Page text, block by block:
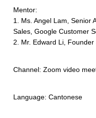
Mentor:
1. Ms. Angel Lam, Senior
Sales, Google Customer
2. Mr. Edward Li,
Channel: Zoom video
Language: Cantonese